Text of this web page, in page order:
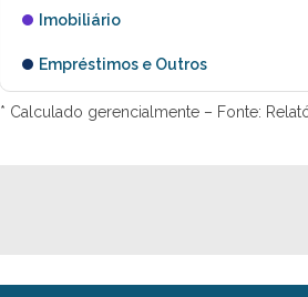
Imobiliário
Empréstimos e Outros
* Calculado gerencialmente – Fonte: